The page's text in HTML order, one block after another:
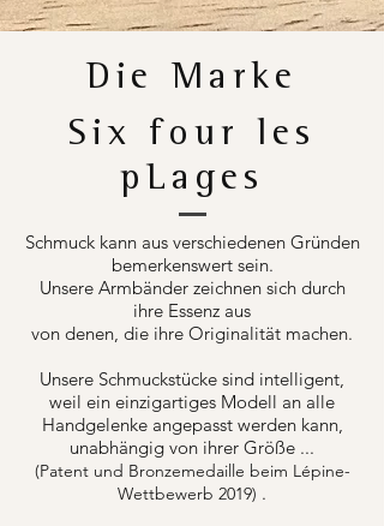
Die Marke
Six four les
pLages
Schmuck kann aus verschiedenen Gründen
bemerkenswert sein.
Unsere Armbänder zeichnen sich durch
ihre Essenz aus
von denen, die ihre Originalität machen.
Unsere Schmuckstücke sind intelligent,
weil ein einzigartiges Modell an alle
Handgelenke angepasst werden kann,
unabhängig von ihrer Größe ...
(Patent und Bronzemedaille beim Lépine-
Wettbewerb 2019) .